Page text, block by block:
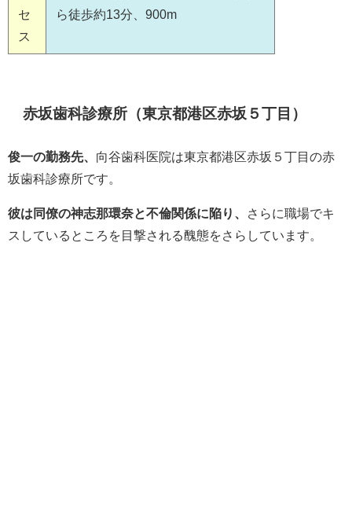
セ
ス
ら徒歩約13分、900m
赤坂歯科診療所（東京都港区赤坂５丁目）
俊一の勤務先、 向谷歯科医院は東京都港区赤坂５丁目の赤
坂歯科診療所です。
彼は同僚の神志那環奈と不倫関係に陥り、
さらに職場でキ
スしているところを目撃される醜態をさらしています。